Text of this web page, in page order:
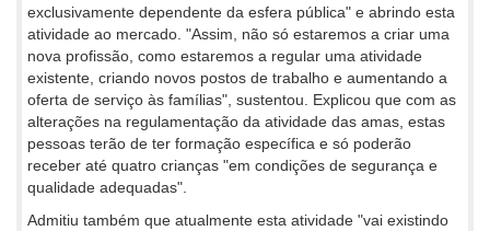
exclusivamente dependente da esfera pública" e abrindo esta
atividade ao mercado. "Assim, não só estaremos a criar uma
nova profissão, como estaremos a regular uma atividade
existente, criando novos postos de trabalho e aumentando a
oferta de serviço às famílias", sustentou. Explicou que com as
alterações na regulamentação da atividade das amas, estas
pessoas terão de ter formação específica e só poderão
receber até quatro crianças "em condições de segurança e
qualidade adequadas".
Admitiu também que atualmente esta atividade "vai existindo